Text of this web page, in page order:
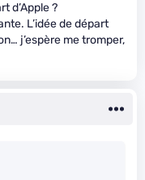
d’Apple ?
L’idée de départ
j’espère me tromper,